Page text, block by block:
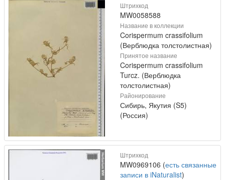
Штрихкод
MW0058588
Название в коллекции
Corispermum crassifolium
(Верблюдка толстолистная)
Принятое название
Corispermum crassifolium
Turcz. (Верблюдка
толстолистная)
Районирование
Сибирь, Якутия (S5)
(Россия)
Штрихкод
MW0969106 (есть связанные
записи в iNaturalist)